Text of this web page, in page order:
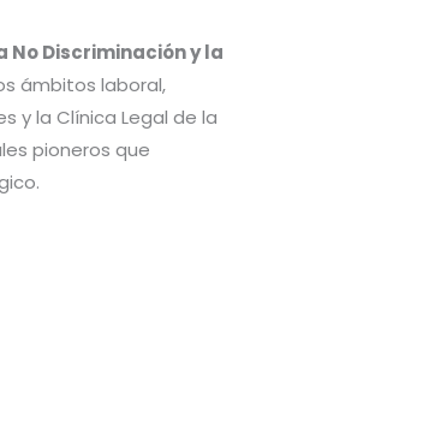
No Discriminación y la
ámbitos laboral,
y la Clínica Legal de la
pioneros que